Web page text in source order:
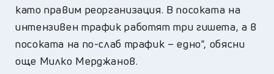
като правим реорганизация. В посоката на
интензивен трафик работят три гишета, а в
посоката на по-слаб трафик – едно", обясни
още Милко Мерджанов.